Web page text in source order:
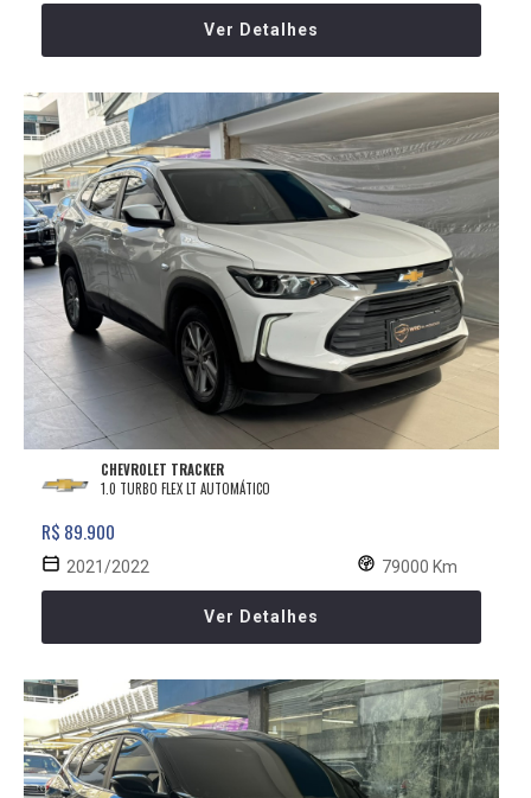
Ver Detalhes
CHEVROLET TRACKER
1.0 TURBO FLEX LT AUTOMÁTICO
R$ 89.900
2021/2022 79000 Km
Ver Detalhes